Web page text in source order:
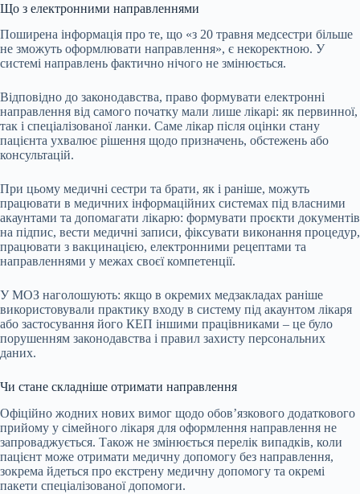
Що з електронними направленнями
Поширена інформація про те, що «з 20 травня медсестри більше
не зможуть оформлювати направлення», є некоректною. У
системі направлень фактично нічого не змінюється.
Відповідно до законодавства, право формувати електронні
направлення від самого початку мали лише лікарі: як первинної,
так і спеціалізованої ланки. Саме лікар після оцінки стану
пацієнта ухвалює рішення щодо призначень, обстежень або
консультацій.
При цьому медичні сестри та брати, як і раніше, можуть
працювати в медичних інформаційних системах під власними
акаунтами та допомагати лікарю: формувати проєкти документів
на підпис, вести медичні записи, фіксувати виконання процедур,
працювати з вакцинацією, електронними рецептами та
направленнями у межах своєї компетенції.
У МОЗ наголошують: якщо в окремих медзакладах раніше
використовували практику входу в систему під акаунтом лікаря
або застосування його КЕП іншими працівниками – це було
порушенням законодавства і правил захисту персональних
даних.
Чи стане складніше отримати направлення
Офіційно жодних нових вимог щодо обов’язкового додаткового
прийому у сімейного лікаря для оформлення направлення не
запроваджується. Також не змінюється перелік випадків, коли
пацієнт може отримати медичну допомогу без направлення,
зокрема йдеться про екстрену медичну допомогу та окремі
пакети спеціалізованої допомоги.